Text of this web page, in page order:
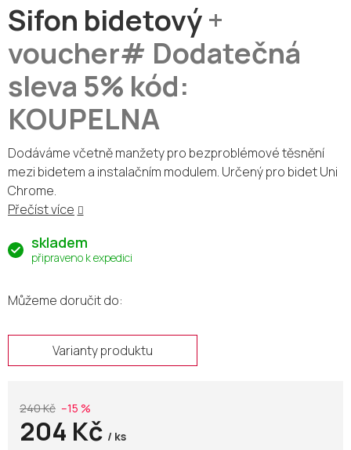
Můžeme doručit do:
Sifon bidetový+
voucher# Dodatečná
sleva 5% kód:
KOUPELNA
240 Kč –15 %
204 Kč / ks
Varianty produktu
Dodáváme včetně manžety pro bezproblémové těsnění
mezi bidetem a instalačním modulem. Určený pro bidet Uni
Chrome.
Přečíst více
skladem
připraveno k expedici